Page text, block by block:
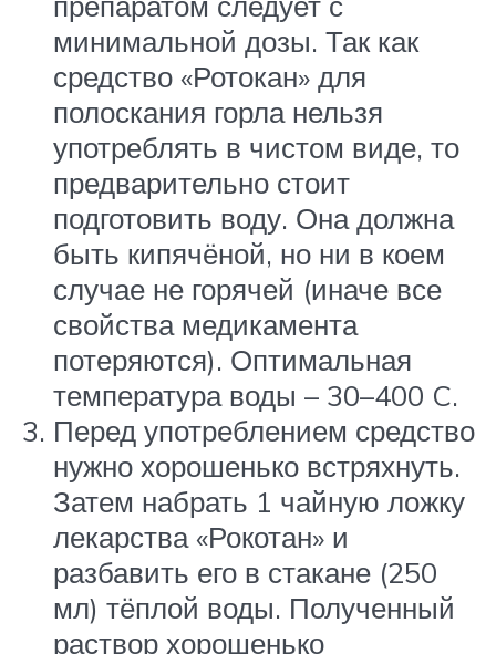
минимальной дозы. Так как
средство «Ротокан» для
полоскания горла нельзя
употреблять в чистом виде, то
предварительно стоит
подготовить воду. Она должна
быть кипячёной, но ни в коем
случае не горячей (иначе все
свойства медикамента
потеряются). Оптимальная
температура воды – 30–400 C.
Перед употреблением средство
нужно хорошенько встряхнуть.
Затем набрать 1 чайную ложку
лекарства «Рокотан» и
разбавить его в стакане (250
мл) тёплой воды. Полученный
раствор хорошенько